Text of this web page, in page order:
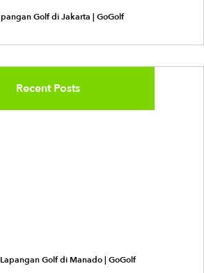
Golf di Jakarta | GoGolf
Recent Posts
Golf di Manado | GoGolf